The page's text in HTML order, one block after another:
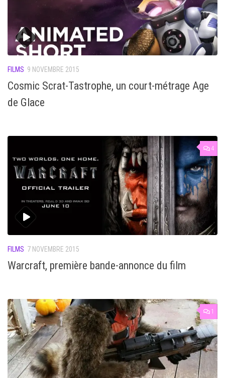
FILMS 9 NOVEMBRE 2015
Cosmic Scrat-Tastrophe, un court-métrage Age
de Glace
4
FILMS 7 NOVEMBRE 2015
Warcraft, première bande-annonce du film
1